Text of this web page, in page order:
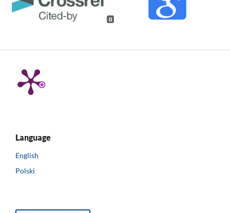
0
Language
English
Polski